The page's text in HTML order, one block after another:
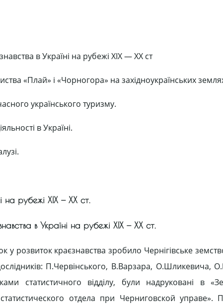
в Україні на рубежі XIX — XX ст
«Плай» і «Чорногора» на західноукраїнських
українського туризму.
в Україні.
на рубежі XIX — XX ст.
в Україні на рубежі XIX — XX ст.
у розвиток краєзнавства зробило Чернігівське
П.Червінського, В.Варзара, О.Шликевича,
статистичного відділу, були надруковані в
отдела при Черниговской управе».